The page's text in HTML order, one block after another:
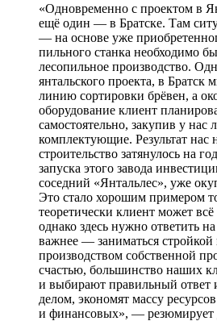
«Одновременно с проектом в
ещё один — в Братске. Там
— на основе уже
пильного станка необходимо
лесопильное производство.
янтальского проекта, в Братск
линию сортировки брёвен, а
оборудование клиент
самостоятельно, закупив у нас
комплектующие. Результат нас
строительство затянулось на
запуска этого завода
соседний «Янтальлес», уже
Это стало хорошим примером
теоретически клиент может всё
однако здесь нужно ответить
важнее — заниматься стройкой
производством собственной
счастью, большинство наших
и выбирают правильный ответ
делом, экономят массу
и финансовых», — резюмирует